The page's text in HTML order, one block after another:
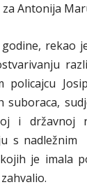
Antonija
rekao
policajcu
suboraca,
i državnoj
s nadležnim
je imala